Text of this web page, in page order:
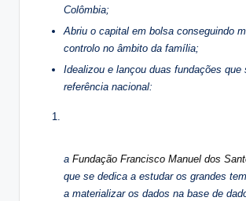
Colômbia;
Abriu o capital em bolsa conseguindo
controlo no âmbito da família;
Idealizou e lançou duas fundações que
referência nacional:
a Fundação Francisco Manuel dos
que se dedica a estudar os grandes
a materializar os dados na base de